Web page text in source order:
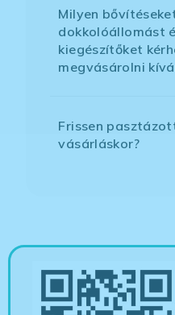
Milyen
dokkolóállomást
kiegészítőket
megvásárolni
Frissen
vásárláskor?